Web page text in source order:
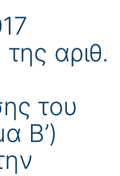
αριθ.
του
Β’)